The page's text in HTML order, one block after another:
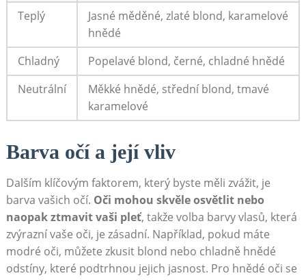
Teplý
Jasné měděné, zlaté⁣ blond, ​karamelové
hnědé
Chladný
Popelavé blond, černé, chladné hnědé
Neutrální
Měkké hnědé, ​střední blond, tmavé
karamelové
Barva očí a její⁢ vliv
Dalším klíčovým faktorem, který byste měli ⁣zvážit, je
barva ‌vašich očí. Oči mohou skvěle osvětlit ​nebo
naopak ztmavit vaši pleť, takže ⁣volba barvy vlasů, která
zvýrazní vaše oči, ⁣je zásadní.⁣ Například, pokud máte
modré ​oči, můžete zkusit blond⁢ nebo chladně hnědé‌
odstíny, které podtrhnou jejich jasnost. Pro hnědé oči se